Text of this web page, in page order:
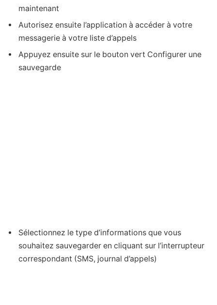
maintenant
Autorisez ensuite l’application à accéder à votre
messagerie à votre liste d’appels
Appuyez ensuite sur le bouton vert Configurer une
sauvegarde
Sélectionnez le type d’informations que vous
souhaitez sauvegarder en cliquant sur l’interrupteur
correspondant (SMS, journal d’appels)